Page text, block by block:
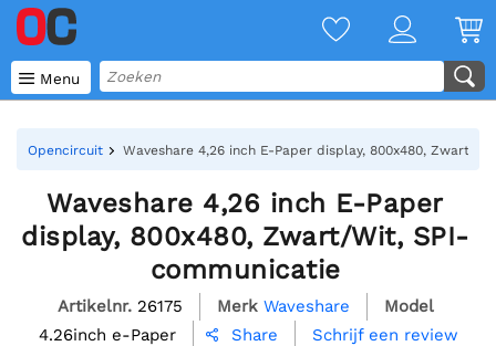
 Menu
Opencircuit Waveshare 4,26 inch E-Paper display, 800x480, Zwart/
Waveshare 4,26 inch E-Paper
display, 800x480, Zwart/Wit, SPI-
communicatie
Artikelnr. 26175 Merk Waveshare
Model
4.26inch e-Paper
 Share Schrijf een review